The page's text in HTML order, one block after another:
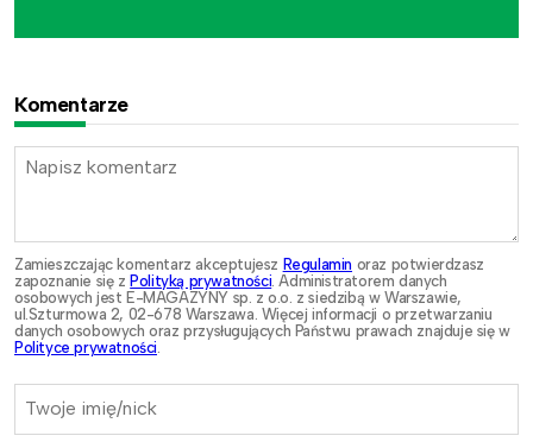
Komentarze
Zamieszczając komentarz akceptujesz Regulamin oraz potwierdzasz
zapoznanie się zPolityką prywatności . Administratorem danych
osobowych jest E-MAGAZYNY sp. z o.o. z siedzibą w Warszawie,
ul.Szturmowa 2, 02-678 Warszawa. Więcej informacji o przetwarzaniu
danych osobowych oraz przysługujących Państwu prawach znajduje się w
Polityce prywatności